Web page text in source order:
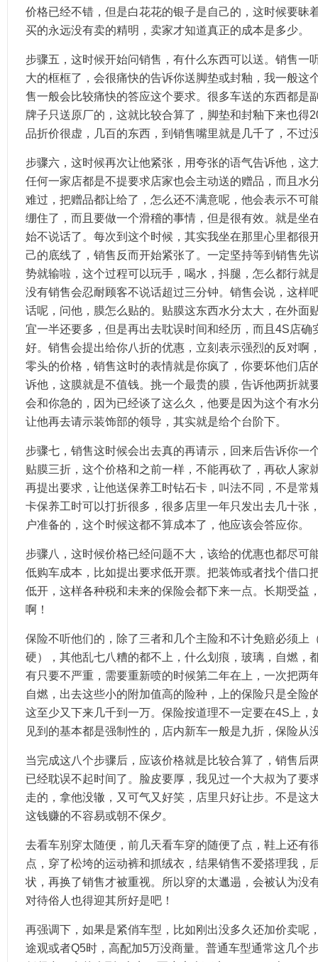
价格已经不错，但是白花花的银子是自己的，这时候要昧
买的永远没有卖的精明，卖家才知道真正的成本是多少。
步骤五，这时候开始问销售，有什么东西可以送。销售一
大的框框了，会很痛快的告诉你送脚垫或封釉，我一般这
售一般会比较痛快的答应这个要求。很多车送的东西都是
牌子只送原厂的，这就比较合算了，脚垫和封釉下来也得
品折价很虚，几百的东西，到销售嘴里就是几千了，不过
步骤六，这时候再次让他紧张，用夸张的语气告诉他，这
任何一家店都是不提要求店家也会主动送的赠品，而且水
难过，把赠品都让给了，怎么还不满意呢，他会表示不可
绷住了，而且要做一个滑稽的事情，但是很有效。就是坐
始不说话了。每次到这个时候，其实我坐在那里心里都很
己的底线了，销售反而开始紧张了。一定坚持等到销售先
势就输啦，这个过程可以玩手，喝水，抖腿，怎么都行就
没有销售会忍耐顾客不说话超过三分钟。销售会说，这样
话呢，问他，膜怎么贴的。贴膜这东西水分太大，在外面
宜一半还要多，但是再出去耽误时间和经历，而且4S店确
好。销售会提出给你八折的优惠，立刻表示强烈的反对啊
零头的价格，销售这时的表情就是你疯了，你要坏他们店
诉他，这膜就是不值钱。挑一个最贵的膜，告诉他两折就
会和你急的，因为已经谈了这么久，他要是因为这个有水
让他再去请示装饰部的领导，其实就是给个台阶下。
步骤七，销售这时候会出去真的再请示，回来后告诉你一
贴膜三折，这个价格和之前一样，不能再砍了，再砍人家
再提出要求，让他送保养工时钻石卡，叫法不同，不是常
卡保养工时可以打折很多，很多店里一年只发出去几十张
户准备的，这个时候这都不算成本了，他应该会答应你。
步骤八，这时候价格已经问题不大，该给的优惠也都尽可
低购车成本，比如提出要求低开票。把装饰或者找个借口
低开，这样各种税和未来的保险会都下来一点。长期受益
啊！
保险不听他们的，除了三者和几个主险和不计免赔必须上
硬），其他乱七八糟的都不上，什么划痕，玻璃，自燃，
有只要不严重，需要重新喷的时候第二年在上，一次把两
自燃，出去这些小的附加值高的险种，上的保险只是全险
这至少又下来几千到一万。保险按道理不一定要在4S上，
见到的基本都是强制性的，店内新车一般是九折，保险从
当完成这八个步骤后，应该价格就是比较合算了，销售后
已经耽误不起时间了。脸皮要厚，我见过一个大叔为了要
走的，拿他没辙，又可气又好笑，店里只好让步。不是这
这钱赚的不容易或朝不保夕。
去看车别穿太随便，前几天看车穿的随便了点，鞋上还有
点，穿了松垮的运动裤和抓绒衣，结果销售不爱搭理我，
状，再换了销售才被重视。所以穿的太邋遢，会被认为没
对待俗人也得迎其所好是吧！
再强调下，如果是紧俏车型，比如刚出没多久还加价卖呢
途观或者Q5时，高配加5万没商量。普通车型通常这几个